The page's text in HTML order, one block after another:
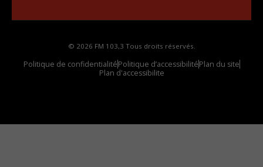
© 2026 FM 103,3 Tous droits réservés.
Politique de confidentialitéPolitique d’accessibilitéPlan du site
Plan d'accessibilite